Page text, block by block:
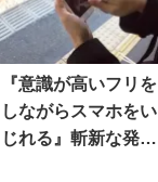
『意識が高いフリを
しながらスマホをい
じれる』斬新な発想